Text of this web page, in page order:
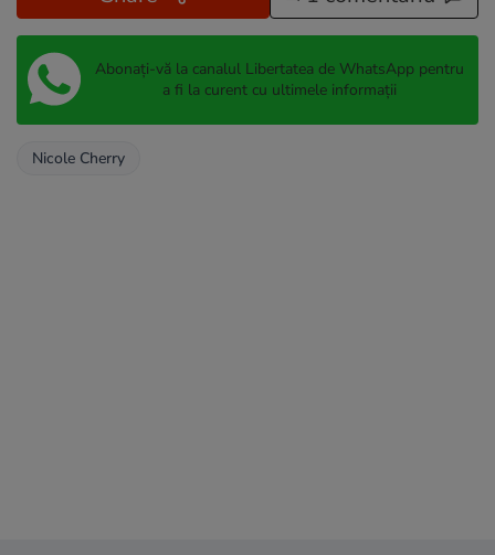
Abonați-vă la canalul Libertatea de WhatsApp pentru
a fi la curent cu ultimele informații
Nicole Cherry